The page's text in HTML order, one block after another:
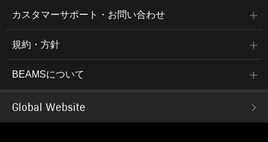
カスタマーサポート・お問い合わせ
規約・方針
BEAMSについて
Global Website